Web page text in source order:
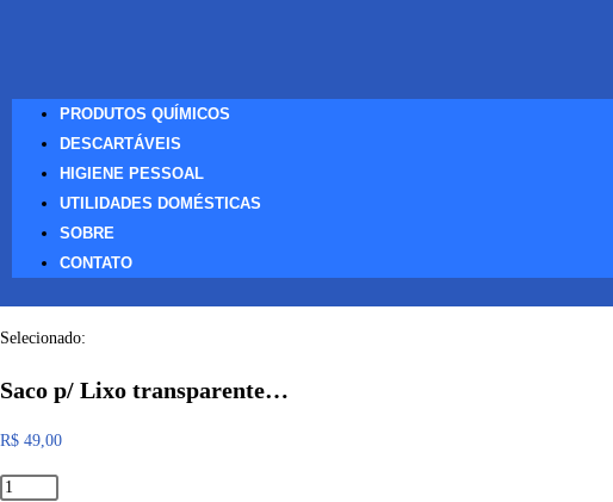
PRODUTOS QUÍMICOS
DESCARTÁVEIS
HIGIENE PESSOAL
UTILIDADES DOMÉSTICAS
SOBRE
CONTATO
Selecionado:
Saco p/ Lixo transparente…
R$ 49,00